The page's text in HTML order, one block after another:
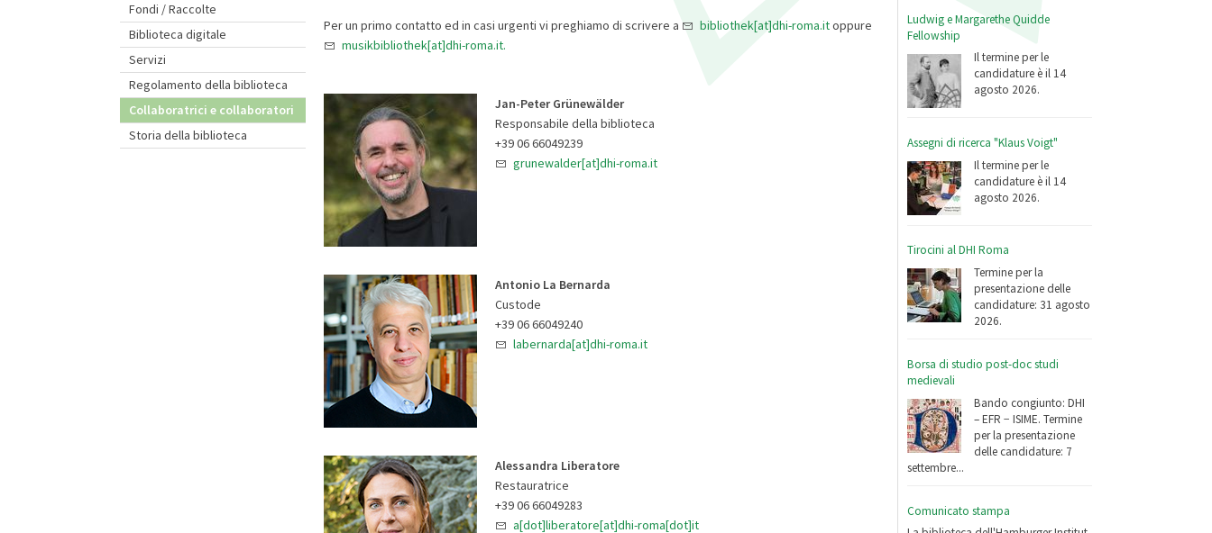
Fondi / Raccolte
Biblioteca digitale
Servizi
Regolamento della biblioteca
Collaboratrici e collaboratori
Storia della biblioteca
Ludwig e Margarethe Quidde
Fellowship
Il termine per le
candidature è il 14
agosto 2026.
Assegni di ricerca "Klaus Voigt"
Il termine per le
candidature è il 14
agosto 2026.
Tirocini al DHI Roma
Termine per la
presentazione delle
candidature: 31 agosto
2026.
Borsa di studio post-doc studi
medievali
Bando congiunto: DHI
– EFR − ISIME. Termine
per la presentazione
delle candidature: 7
settembre...
Comunicato stampa
Per un primo contatto ed in casi urgenti vi preghiamo di scrivere a bibliothek[at]dhi-roma.itoppure
musikbibliothek[at]dhi-roma.it.
Jan-Peter Grünewälder
Responsabile della biblioteca
+39 06 66049239
grunewalder[at]dhi-roma.it
Antonio La Bernarda
Custode
+39 06 66049240
labernarda[at]dhi-roma.it
Alessandra Liberatore
Restauratrice
+39 06 66049283
a[dot]liberatore[at]dhi-roma[dot]it